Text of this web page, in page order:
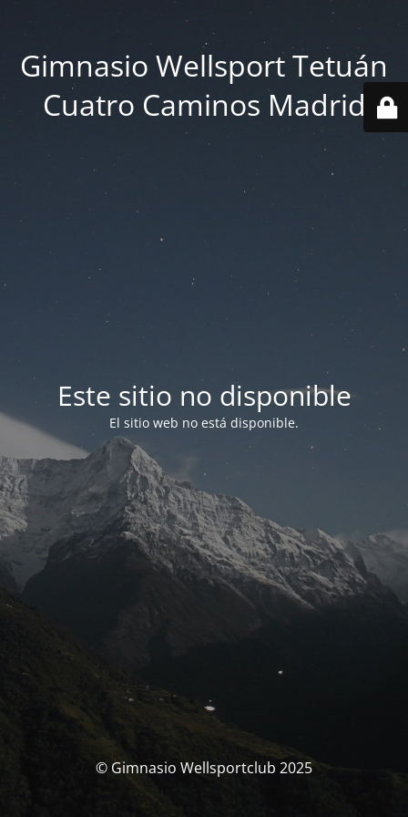
Gimnasio Wellsport Tetuán
Cuatro Caminos Madrid
Este sitio no disponible
El sitio web no está disponible.
© Gimnasio Wellsportclub 2025